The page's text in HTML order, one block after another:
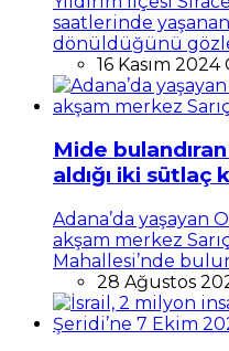
saatlerinde
dönüldüğünü
16 Kasım 2024
Mide
aldığı iki sütlaç
Adana’da yaşayan
akşam merkez
Mahallesi’nde
28 Ağustos